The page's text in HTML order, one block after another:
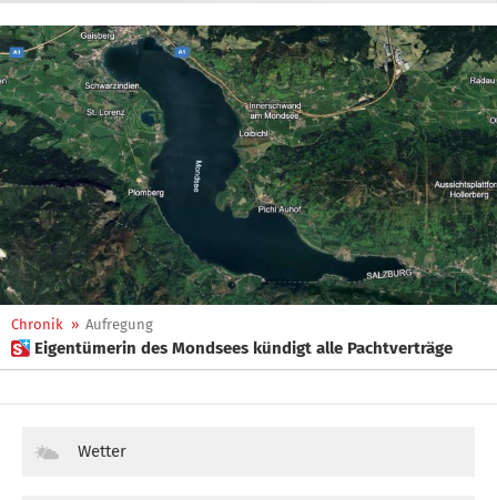
Chronik » Aufregung
 Eigentümerin des Mondsees kündigt alle Pachtverträge
Wetter